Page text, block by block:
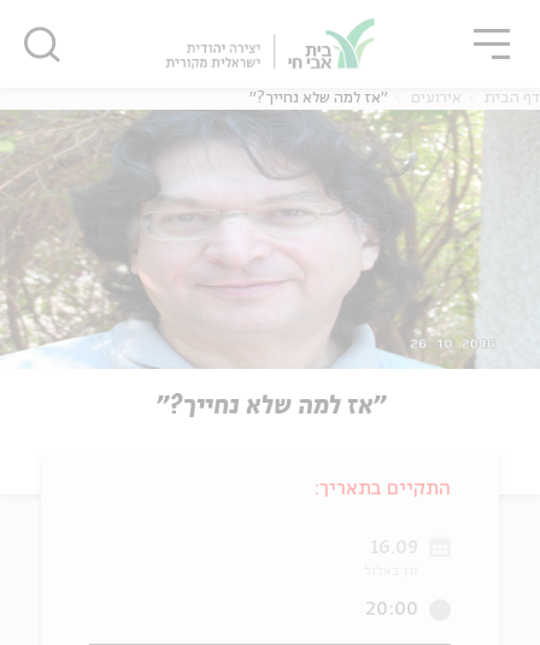
דף הבית אירועים "אז למה שלא נחייך?"
"אז למה שלא נחייך?"
התקיים בתאריך:
16.09
20:00
סגור